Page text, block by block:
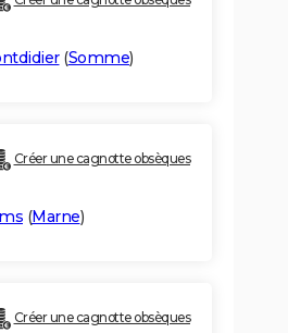
(Somme)
Créer une cagnotte obsèques
(Marne)
Créer une cagnotte obsèques